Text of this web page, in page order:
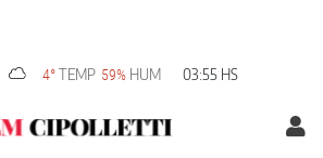
4°TEMP 59% HUM 03:55 HS